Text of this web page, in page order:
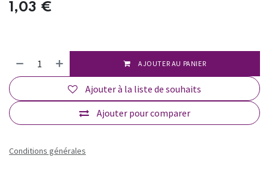
1,03 €
AJOUTER AU PANIER
Ajouter pour comparer
Ajouter à la liste de souhaits
Conditions générales